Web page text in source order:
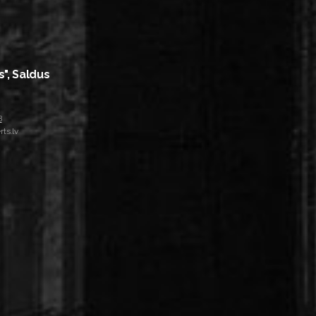
Saldus